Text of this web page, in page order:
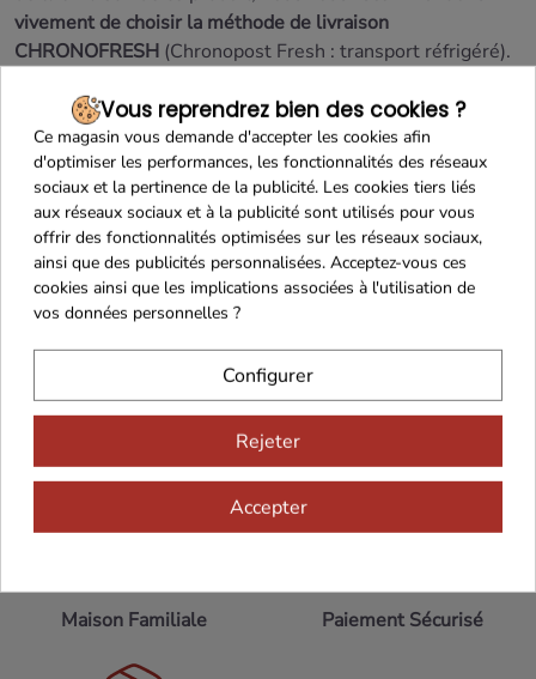
vivement de choisir la méthode de livraison
CHRONOFRESH (Chronopost Fresh : transport réfrigéré).
Livraison en France Continentale uniquement
Produit frais
S'agissant d'un produit frais avec une DLC courte et
nécessitant des moyens de conservation et de transport
spécifiques,le droit de rétractation ne peut être exercé
pour ce produit(Article L.221-28 du Code de la
consommation).
En savoir plus
Maison Familiale Paiement Sécurisé
Vous reprendrez bien des cookies ?
Ce magasin vous demande d'accepter les cookies afin
d'optimiser les performances, les fonctionnalités des réseaux
sociaux et la pertinence de la publicité. Les cookies tiers liés
aux réseaux sociaux et à la publicité sont utilisés pour vous
offrir des fonctionnalités optimisées sur les réseaux sociaux,
ainsi que des publicités personnalisées. Acceptez-vous ces
cookies ainsi que les implications associées à l'utilisation de
vos données personnelles ?
Configurer
Rejeter
Accepter